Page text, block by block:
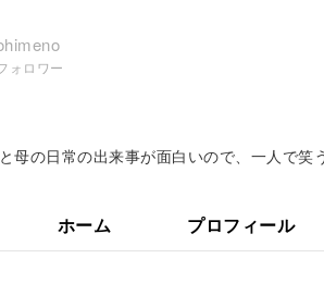
ォロワー
母の日常の出来事が面白いので、一人で笑
ホーム プロフィール